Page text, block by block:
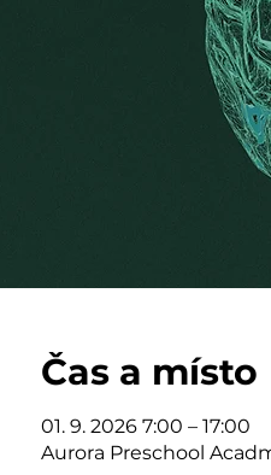
Čas a místo
01. 9. 2026 7:00 – 17:00
Aurora Preschool